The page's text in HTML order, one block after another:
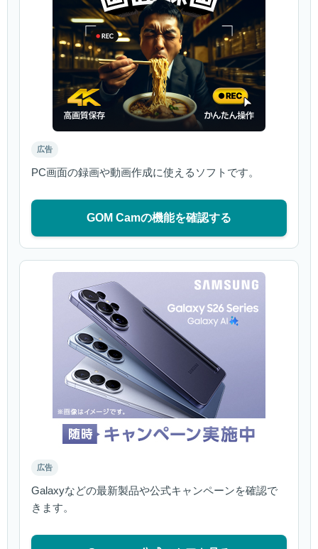
広告
PC画面の録画や動画作成に使えるソフトです。
GOM Camの機能を確認する
広告
Galaxyなどの最新製品や公式キャンペーンを確認で
きます。